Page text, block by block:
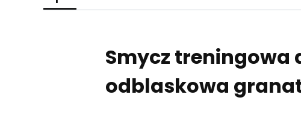
Smycz treningowa
odblaskowa